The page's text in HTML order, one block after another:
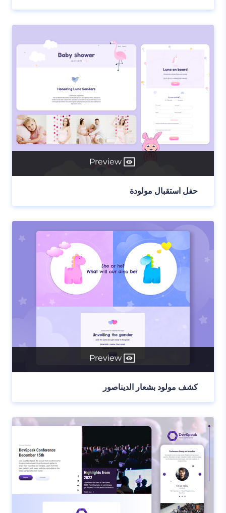
Preview
حفل استقبال مولودة
Preview
كشف مولود بشعار الديناصور